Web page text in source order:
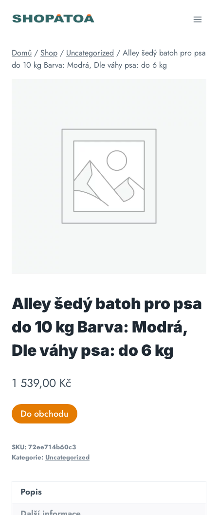
Domů / Shop / Uncategorized / Alley šedý batoh pro psa
do 10 kg Barva: Modrá, Dle váhy psa: do 6 kg
Alley šedý batoh pro psa
do 10 kg Barva: Modrá,
Dle váhy psa: do 6 kg
1 539,00 Kč
Do obchodu
SKU: 72ee714b60c3
Kategorie: Uncategorized
Popis